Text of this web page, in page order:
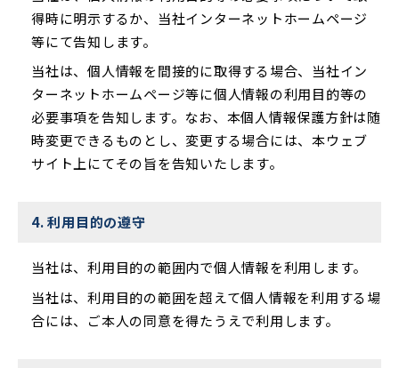
得時に明示するか、当社インターネットホームページ
等にて告知します。
当社は、個人情報を間接的に取得する場合、当社イン
ターネットホームページ等に個人情報の利用目的等の
必要事項を告知します。なお、本個人情報保護方針は随
時変更できるものとし、変更する場合には、本ウェブ
サイト上にてその旨を告知いたします。
4. 利用目的の遵守
当社は、利用目的の範囲内で個人情報を利用します。
当社は、利用目的の範囲を超えて個人情報を利用する場
合には、ご本人の同意を得たうえで利用します。